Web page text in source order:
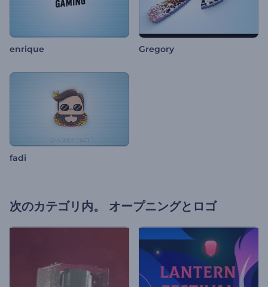
enrique Gregory
fadi
次のカテゴリ内。 オープニングとロゴ